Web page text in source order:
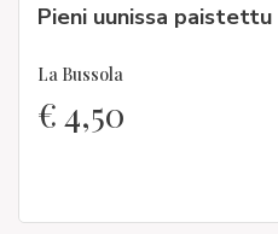
Pieni uunissa
La Bussola
€4,50